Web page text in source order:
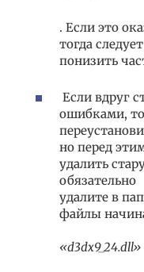
. Если это
тогда следует
понизить
Если вдруг
ошибками,
но перед
удалить
обязательно
удалите в
файлы
«d3dx9_24.dll»